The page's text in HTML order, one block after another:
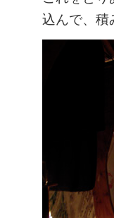
込んで、積